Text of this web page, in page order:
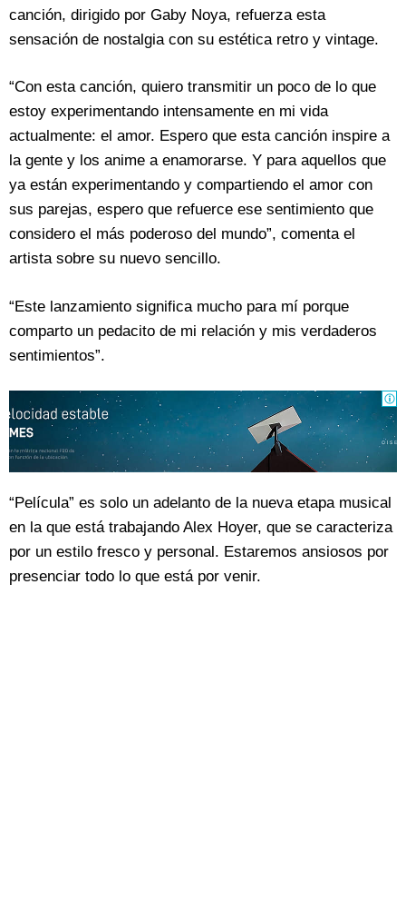
canción, dirigido por Gaby Noya, refuerza esta
sensación de nostalgia con su estética retro y vintage.
“Con esta canción, quiero transmitir un poco de lo que
estoy experimentando intensamente en mi vida
actualmente: el amor. Espero que esta canción inspire a
la gente y los anime a enamorarse. Y para aquellos que
ya están experimentando y compartiendo el amor con
sus parejas, espero que refuerce ese sentimiento que
considero el más poderoso del mundo”, comenta el
artista sobre su nuevo sencillo.
“Este lanzamiento significa mucho para mí porque
comparto un pedacito de mi relación y mis verdaderos
sentimientos”.
“Película” es solo un adelanto de la nueva etapa musical
en la que está trabajando Alex Hoyer, que se caracteriza
por un estilo fresco y personal. Estaremos ansiosos por
presenciar todo lo que está por venir.